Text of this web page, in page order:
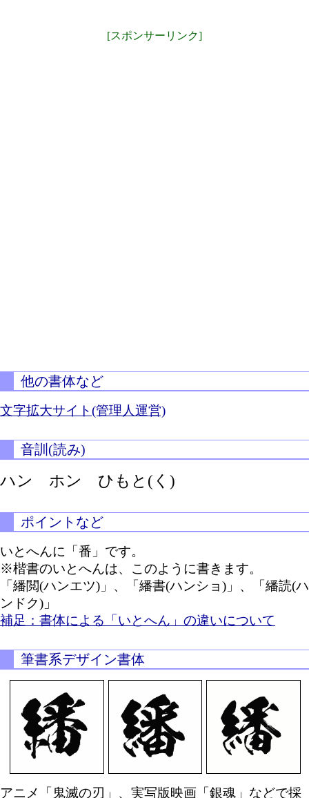
[スポンサーリンク]
他の書体など
文字拡大サイト(管理人運営)
音訓(読み)
ハン ホン ひもと(く)
ポイントなど
いとへんに「番」です。
※楷書のいとへんは、このように書きます。
「繙閲(ハンエツ)」、「繙書(ハンショ)」、「繙読(ハ
ンドク)」
補足：書体による「いとへん」の違いについて
筆書系デザイン書体
アニメ「鬼滅の刃」、実写版映画「銀魂」などで採